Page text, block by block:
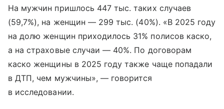
На мужчин пришлось 447 тыс. таких случаев
(59,7%), на женщин — 299 тыс. (40%). «В 2025 году
на долю женщин приходилось 31% полисов каско,
а на страховые случаи — 40%. По договорам
каско женщины в 2025 году также чаще попадали
в ДТП, чем мужчины», — говорится
в исследовании.